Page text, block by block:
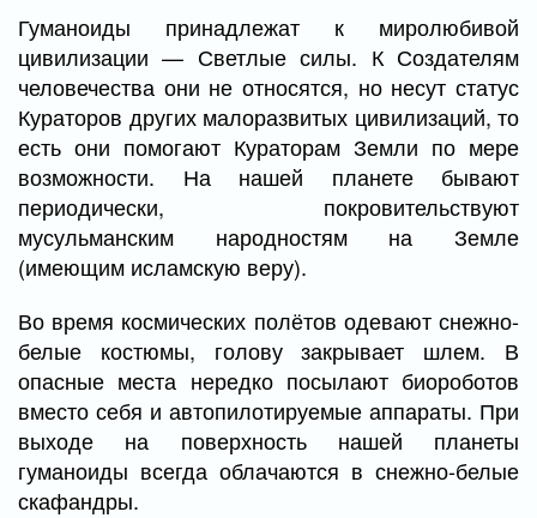
Гуманоиды принадлежат к миролюбивой
цивилизации — Светлые силы. К Создателям
человечества они не относятся, но несут статус
Кураторов других малоразвитых цивилизаций, то
есть они помогают Кураторам Земли по мере
возможности. На нашей планете бывают
периодически, покровительствуют
мусульманским народностям на Земле
(имеющим исламскую веру).
Во время космических полётов одевают снежно-
белые костюмы, голову закрывает шлем. В
опасные места нередко посылают биороботов
вместо себя и автопилотируемые аппараты. При
выходе на поверхность нашей планеты
гуманоиды всегда облачаются в снежно-белые
скафандры.